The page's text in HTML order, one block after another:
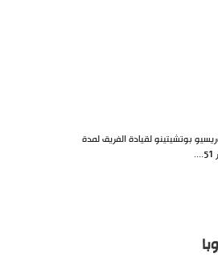
بوتشيتينو لقيادة الفريق لمدة